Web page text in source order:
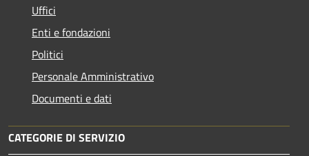
Uffici
Enti e fondazioni
Politici
Personale Amministrativo
Documenti e dati
CATEGORIE DI SERVIZIO